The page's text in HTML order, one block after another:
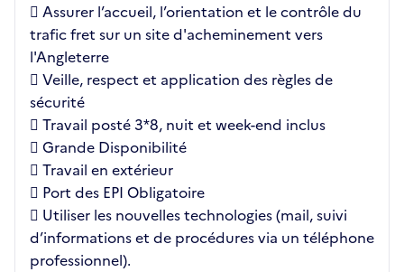
 Assurer l’accueil, l’orientation et le contrôle du
trafic fret sur un site d'acheminement vers
l'Angleterre
 Veille, respect et application des règles de
sécurité
 Travail posté 3*8, nuit et week-end inclus
 Grande Disponibilité
 Travail en extérieur
 Port des EPI Obligatoire
 Utiliser les nouvelles technologies (mail, suivi
d’informations et de procédures via un téléphone
professionnel).